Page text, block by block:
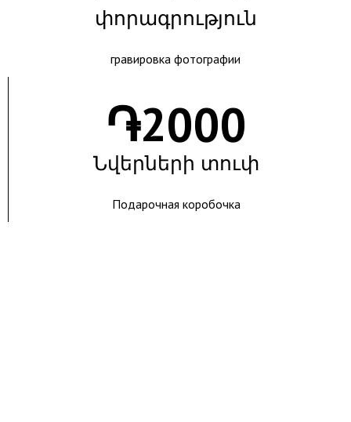
փորագրություն
гравировка фотографии
֏2000
Նվերների տուփ
Подарочная коробочка